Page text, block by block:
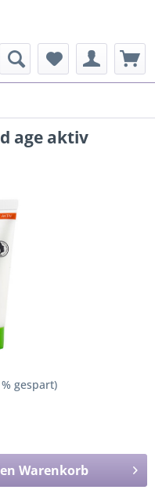
age aktiv
gespart)
Warenkorb